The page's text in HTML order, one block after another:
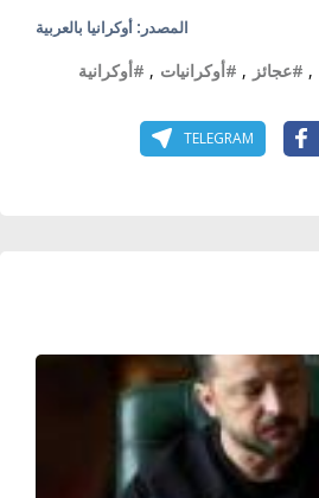
المصدر: أوكرانيا بالعربية
, #عجائز , #أوكرانيات , #أوكرانية
TELEGRAM